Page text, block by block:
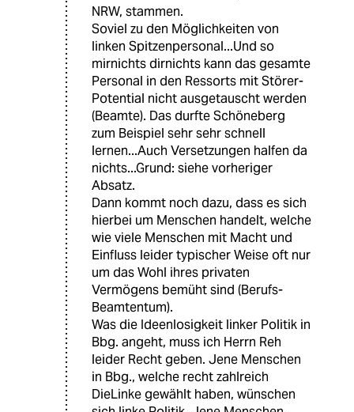
NRW, stammen.
Soviel zu den Möglichkeiten von
linken Spitzenpersonal...Und so
mirnichts dirnichts kann das gesamte
Personal in den Ressorts mit Störer-
Potential nicht ausgetauscht werden
(Beamte). Das durfte Schöneberg
zum Beispiel sehr sehr schnell
lernen...Auch Versetzungen halfen da
nichts...Grund: siehe vorheriger
Absatz.
Dann kommt noch dazu, dass es sich
hierbei um Menschen handelt, welche
wie viele Menschen mit Macht und
Einfluss leider typischer Weise oft nur
um das Wohl ihres privaten
Vermögens bemüht sind (Berufs-
Beamtentum).
Was die Ideenlosigkeit linker Politik in
Bbg. angeht, muss ich Herrn Reh
leider Recht geben. Jene Menschen
in Bbg., welche recht zahlreich
DieLinke gewählt haben, wünschen